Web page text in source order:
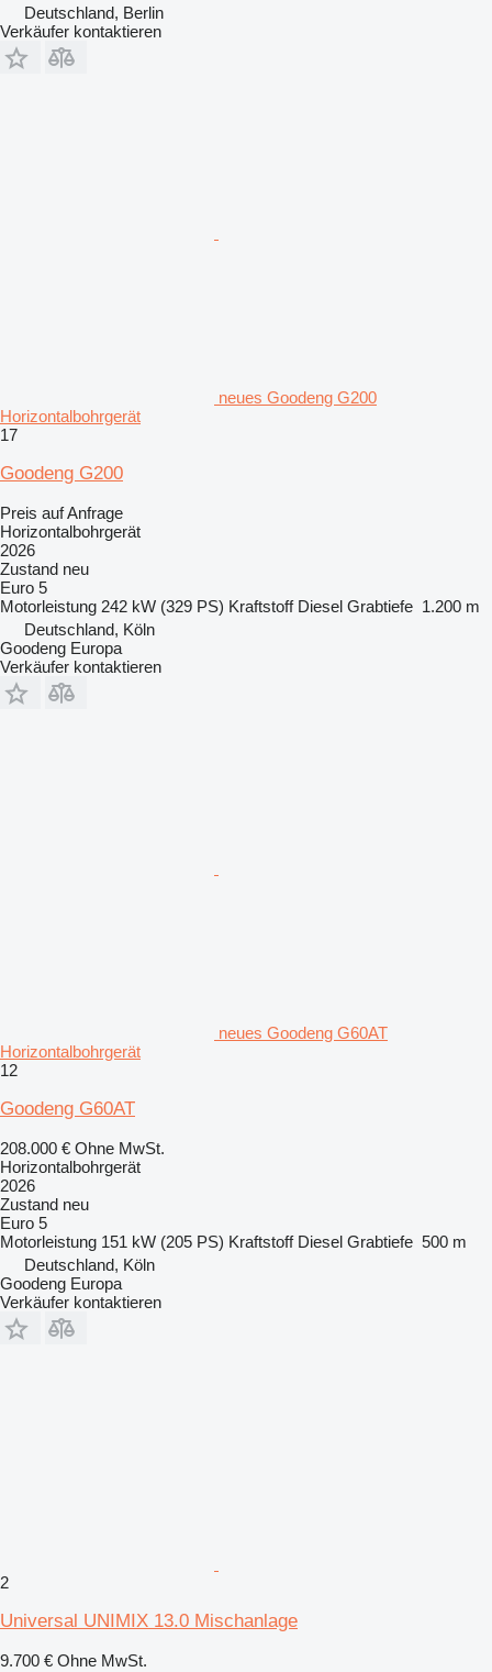
Deutschland, Berlin
Verkäufer kontaktieren
neues Goodeng G200
Horizontalbohrgerät
17
Goodeng G200
Preis auf Anfrage
Horizontalbohrgerät
2026
Zustand neu
Euro 5
Motorleistung 242 kW (329 PS) Kraftstoff Diesel Grabtiefe 1.200 m
Deutschland, Köln
Goodeng Europa
Verkäufer kontaktieren
neues Goodeng G60AT
Horizontalbohrgerät
12
Goodeng G60AT
208.000 € Ohne MwSt.
Horizontalbohrgerät
2026
Zustand neu
Euro 5
Motorleistung 151 kW (205 PS) Kraftstoff Diesel Grabtiefe 500 m
Deutschland, Köln
Goodeng Europa
Verkäufer kontaktieren
2
Universal UNIMIX 13.0 Mischanlage
9.700 € Ohne MwSt.